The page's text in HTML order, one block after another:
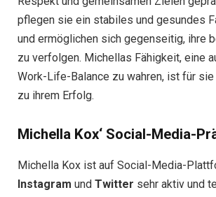
pflegen sie ein stabiles und gesundes
und ermöglichen sich gegenseitig, ihre
zu verfolgen. Michellas Fähigkeit, eine
Work-Life-Balance zu wahren, ist für
zu ihrem Erfolg.
Michella Kox‘ Social-Media-
Michella Kox ist auf Social-Media-
Instagram und Twitter sehr aktiv und